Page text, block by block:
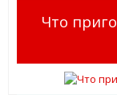
Что